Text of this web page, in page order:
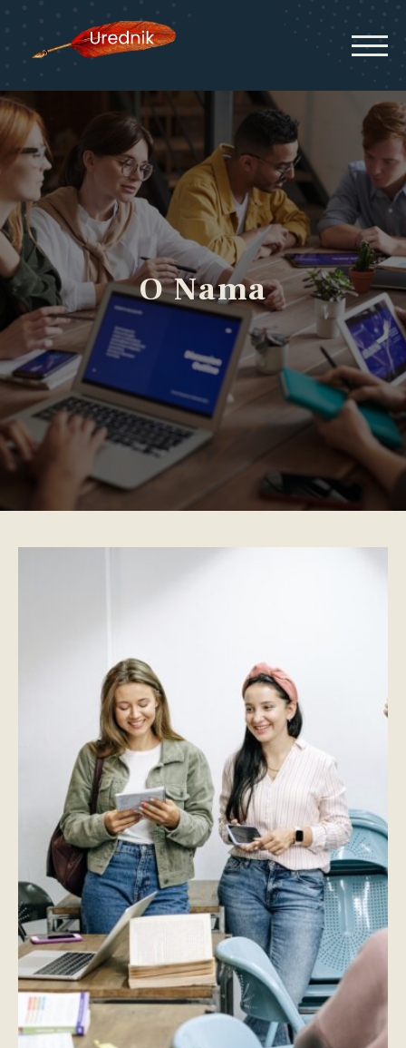
O Nama
Urednik okuplja tim lektora, prevodilaca,
novinara i posvećenika pisane reči, kao i
stručnjaka u oblasti kompjuterskog
preloma. Svi dobro znamo kolika je moć
svake napisane reči i vrednost znalački
napisanog i dobro upakovanog teksta.
Za nama je dugogodišnje lektorsko,
novinarsko, uredničko i prevodilačko
iskustvo. Staramo se o gramatičkoj,
pravopisnoj ispravnosti i stilskoj
ujednačenosti vaših tekstova i pisanih
dokumenata, ali i izlazimo u susret vašim
potrebama za novim tekstovima bilo
koje vrste.